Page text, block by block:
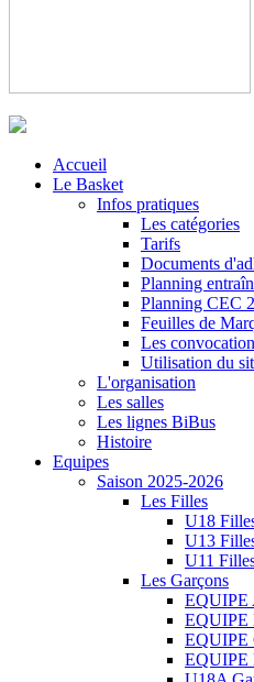
Accueil
Le Basket
Infos pratiques
Les catégories
Tarifs
Documents
Planning
Planning CEC
Feuilles de
Les
Utilisation du
L'organisation
Les salles
Les lignes BiBus
Histoire
Equipes
Saison 2025-2026
Les Filles
U18
U13
U11
Les Garçons
EQUIPE
EQUIPE
EQUIPE
EQUIPE